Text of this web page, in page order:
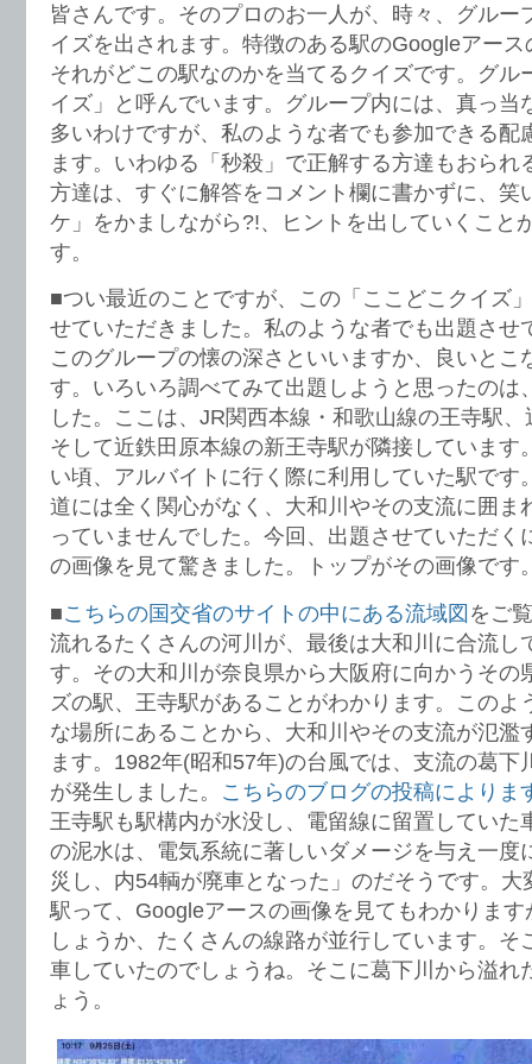
皆さんです。そのプロのお一人が、時々、グルー
イズを出されます。特徴のある駅のGoogleアー
それがどこの駅なのかを当てるクイズです。グル
イズ」と呼んでいます。グループ内には、真っ当
多いわけですが、私のような者でも参加できる配
ます。いわゆる「秒殺」で正解する方達もおられ
方達は、すぐに解答をコメント欄に書かずに、笑
ケ」をかましながら?!、ヒントを出していくこと
す。
■つい最近のことですが、この「ここどこクイズ
せていただきました。私のような者でも出題させ
このグループの懐の深さといいますか、良いとこ
す。いろいろ調べてみて出題しようと思ったのは
した。ここは、JR関西本線・和歌山線の王寺駅
そして近鉄田原本線の新王寺駅が隣接しています
い頃、アルバイトに行く際に利用していた駅です
道には全く関心がなく、大和川やその支流に囲ま
っていませんでした。今回、出題させていただく
の画像を見て驚きました。トップがその画像です
■こちらの国交省のサイトの中にある流域図 をご
流れるたくさんの河川が、最後は大和川に合流し
す。その大和川が奈良県から大阪府に向かうその
ズの駅、王寺駅があることがわかります。このよ
な場所にあることから、大和川やその支流が氾濫
ます。1982年(昭和57年)の台風では、支流の葛下
が発生しました。 こちらのブログの投稿によりま
王寺駅も駅構内が水没し、電留線に留置していた
の泥水は、電気系統に著しいダメージを与え一度
災し、内54輌が廃車となった」のだそうです。
駅って、Googleアースの画像を見てもわかりま
しょうか、たくさんの線路が並行しています。そ
車していたのでしょうね。そこに葛下川から溢れ
ょう。